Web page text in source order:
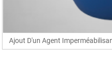
Ajout D'un Agent